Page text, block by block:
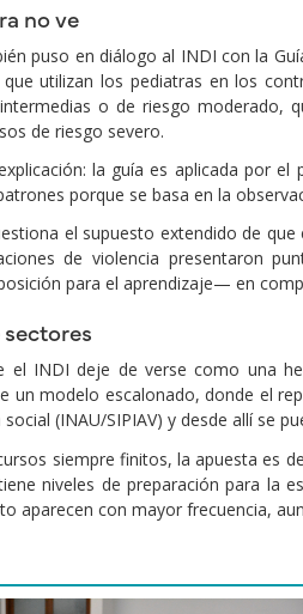
no ve
puso en diálogo al INDI con la
utilizan los pediatras en los
o de riesgo moderado,
de riesgo severo.
la guía es aplicada por
porque se basa en la
el supuesto extendido de
de violencia presentaron
para el aprendizaje— en
el INDI deje de verse como una
un modelo escalonado, donde el
(INAU/SIPIAV) y desde allí se
siempre finitos, la apuesta es
niveles de preparación para la
aparecen con mayor frecuencia,